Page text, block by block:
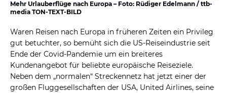
Mehr Urlauberflüge nach Europa – Foto: Rüdiger Edelmann / ttb-
media TON-TEXT-BILD
Waren Reisen nach Europa in früheren Zeiten ein Privileg
gut betuchter, so bemüht sich die US-Reiseindustrie seit
Ende der Covid-Pandemie um ein breiteres
Kundenangebot für beliebte europäische Reiseziele.
Neben dem „normalen“ Streckennetz hat jetzt einer der
großen Fluggesellschaften der USA, United Airlines, seine